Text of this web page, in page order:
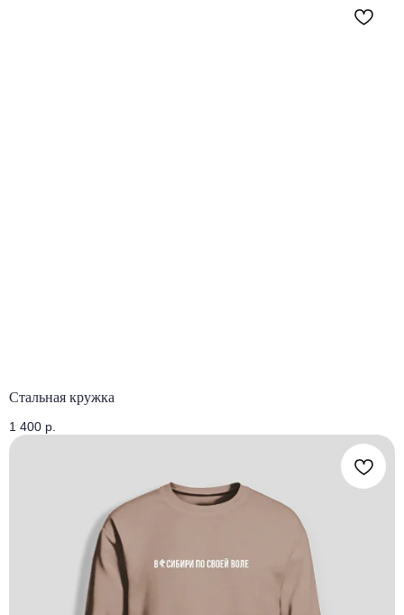
Стальная кружка
1 400 р.